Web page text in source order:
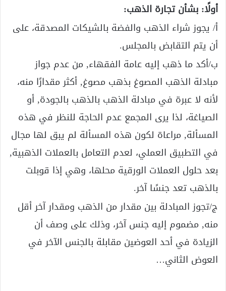
أولًا: بشأن تجارة الذهب:
‌أ/ يجوز شراء الذهب والفضة بالشيكات المصدقة، على
أن يتم التقابض بالمجلس.
ب/أكد ما ذهب إليه عامة الفقهاء, من عدم جواز
مبادلة الذهب المصوغ بذهب مصوغ, أكثر مقدارًا منه،
لأنه لا عبرة في مبادلة الذهب بالذهب بالجودة, أو
الصياغة، لذا يرى المجمع عدم الحاجة للنظر في هذه
المسألة, مراعاة لكون هذه المسألة لم يبق لها مجال
في التطبيق العملي، لعدم التعامل بالعملات الذهبية,
بعد حلول العملات الورقية محلها، وهي إذا قوبلت
بالذهب تعد جنسًا آخر.
ج/تجوز المبادلة بين مقدار من الذهب ومقدار آخر أقل
منه, مضموم إليه جنس آخر، وذلك على وصف أن
الزيادة في أحد العوضين مقابلة بالجنس الآخر في
العوض الثاني…